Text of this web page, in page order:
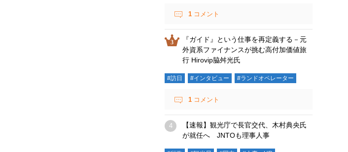
1 コメント
『ガイド』という仕事を再定義する－元
外資系ファイナンスが挑む高付加価値旅
行 Hirovip脇舛光氏
#訪日 #インタビュー #ランドオペレーター
1 コメント
【速報】観光庁で長官交代、木村典央氏
が就任へ JNTOも理事人事